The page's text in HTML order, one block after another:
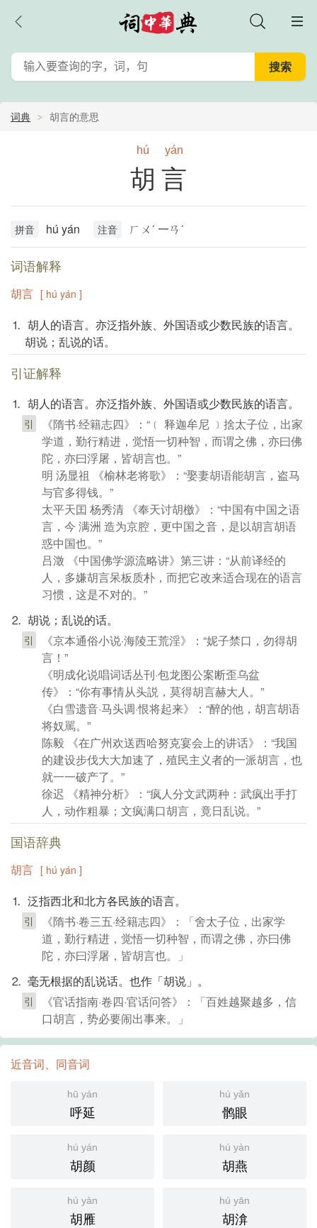
词典 胡言的意思
hú yán
胡言
拼音 hú yán 注音 ㄏㄨˊ 一ㄢˊ
词语解释
胡言 [ hú yán ]
⒈ 胡人的语言。亦泛指外族、外国语或少数民族的语言。
胡说；乱说的话。
引证解释
⒈ 胡人的语言。亦泛指外族、外国语或少数民族的语言。
引
《隋书·经籍志四》：“﹝ 释迦牟尼 ﹞捨太子位，出家
学道，勤行精进，觉悟一切种智，而谓之佛，亦曰佛
陀，亦曰浮屠，皆胡言也。”
明 汤显祖 《榆林老将歌》：“娶妻胡语能胡言，盗马
与官多得钱。”
太平天囯 杨秀清 《奉天讨胡檄》：“中国有中国之语
言，今 满洲 造为京腔，更中国之音，是以胡言胡语
惑中国也。”
吕澂 《中国佛学源流略讲》第三讲：“从前译经的
人，多嫌胡言呆板质朴，而把它改来适合现在的语言
习惯，这是不对的。”
⒉ 胡说；乱说的话。
引
《京本通俗小说·海陵王荒淫》：“妮子禁口，勿得胡
言！”
《明成化说唱词话丛刊·包龙图公案断歪乌盆
传》：“你有事情从头説，莫得胡言赫大人。”
《白雪遗音·马头调·恨将起来》：“醉的他，胡言胡语
将奴駡。”
陈毅 《在广州欢送西哈努克宴会上的讲话》：“我国
的建设步伐大大加速了，殖民主义者的一派胡言，也
就一一破产了。”
徐迟 《精神分析》：“疯人分文武两种：武疯出手打
人，动作粗暴；文疯满口胡言，竟日乱说。”
国语辞典
胡言 [ hú yán ]
⒈ 泛指西北和北方各民族的语言。
引
《隋书·卷三五·经籍志四》：「舍太子位，出家学
道，勤行精进，觉悟一切种智，而谓之佛，亦曰佛
陀，亦曰浮屠，皆胡言也。」
⒉ 毫无根据的乱说话。也作「胡说」。
引
《官话指南·卷四·官话问答》：「百姓越聚越多，信
口胡言，势必要闹出事来。」
近音词、同音词
hū yán
呼延
hú yǎn
鹘眼
hú yán
胡颜
hú yàn
胡燕
hú yàn
胡雁
hú yān
胡渰